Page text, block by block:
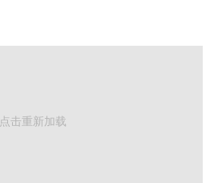
白海豚将正面袭击贯穿浙江
黄金牛市回来了吗